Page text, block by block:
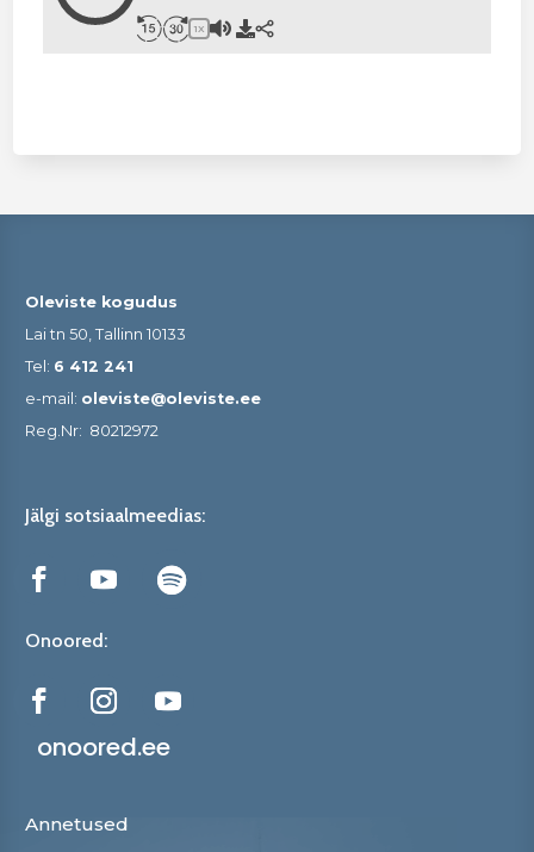
1X
Oleviste kogudus
Lai tn 50, Tallinn 10133
Tel: 6 412 241
e-mail: oleviste@oleviste.ee
Reg.Nr: 80212972
Jälgi sotsiaalmeedias:
Onoored:
onoored.ee
Annetused